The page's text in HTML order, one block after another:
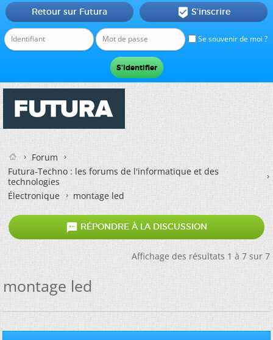
Se souvenir de moi ?
Retour sur Futura  S'inscrire
Forum
Futura-Techno : les forums de l'informatique et des
technologies
Électronique
montage led
 RÉPONDRE À LA DISCUSSION
Affichage des résultats 1 à 7 sur 7
montage led